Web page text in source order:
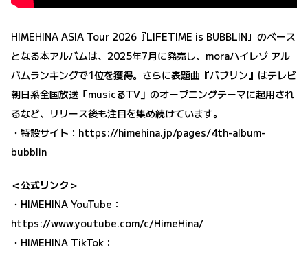
HIMEHINA ASIA Tour 2026『LIFETIME is BUBBLIN』のベース
となる本アルバムは、2025年7月に発売し、moraハイレゾ アル
バムランキングで1位を獲得。さらに表題曲『バブリン』はテレビ
朝日系全国放送「musicるTV」のオープニングテーマに起用され
るなど、リリース後も注目を集め続けています。
・特設サイト： https://himehina.jp/pages/4th-album-
bubblin
＜公式リンク＞
・HIMEHINA YouTube：
https://www.youtube.com/c/HimeHina/
・HIMEHINA TikTok：